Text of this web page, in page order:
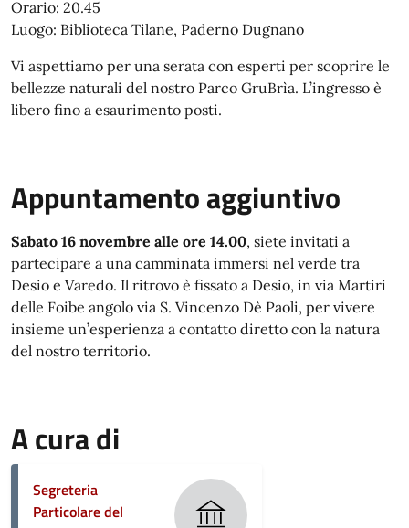
Orario: 20.45
Luogo: Biblioteca Tilane, Paderno Dugnano
Vi aspettiamo per una serata con esperti per scoprire le
bellezze naturali del nostro Parco GruBrìa. L’ingresso è
libero fino a esaurimento posti.
Appuntamento aggiuntivo
Sabato 16 novembre alle ore 14.00, siete invitati a
partecipare a una camminata immersi nel verde tra
Desio e Varedo. Il ritrovo è fissato a Desio, in via Martiri
delle Foibe angolo via S. Vincenzo Dè Paoli, per vivere
insieme un’esperienza a contatto diretto con la natura
del nostro territorio.
A cura di
Segreteria
Particolare del